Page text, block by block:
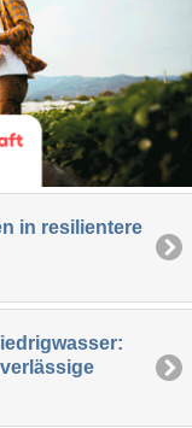
in resilientere